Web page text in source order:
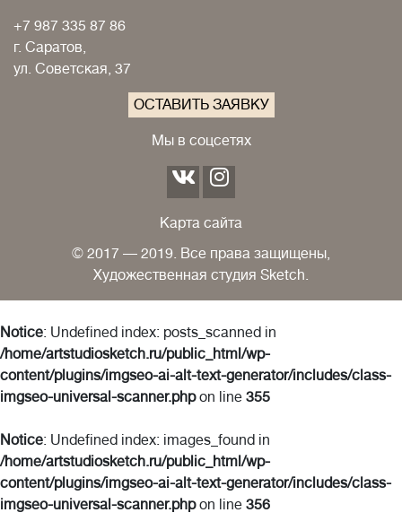
+7 987 335 87 86
г. Саратов,
ул. Советская, 37
ОСТАВИТЬ ЗАЯВКУ
Мы в соцсетях
Карта сайта
© 2017 — 2019. Все права защищены,
Художественная студия Sketch.
Notice: Undefined index: posts_scanned in
/home/artstudiosketch.ru/public_html/wp-
content/plugins/imgseo-ai-alt-text-generator/includes/class-
imgseo-universal-scanner.phpon line 355
Notice: Undefined index: images_found in
/home/artstudiosketch.ru/public_html/wp-
content/plugins/imgseo-ai-alt-text-generator/includes/class-
imgseo-universal-scanner.phpon line 356